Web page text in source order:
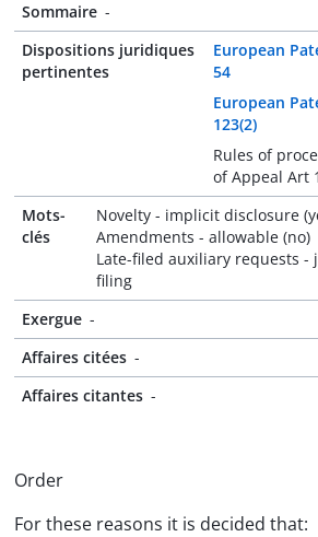
Sommaire -
Dispositions juridiques
pertinentes
European
54
European
123(2)
Rules of
of Appeal Art
Mots-
clés
Novelty - implicit disclosure
Amendments - allowable (no)
Late-filed auxiliary requests
filing
Exergue -
Affaires citées -
Affaires citantes -
Order
For these reasons it is decided that: